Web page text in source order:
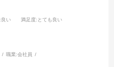
:良い 満足度:とても良い
職業:会社員